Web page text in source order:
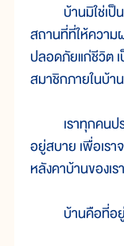
บ้านมิใช่เป็น
สถานที่ที่ให้ความ
ปลอดภัยแก่ชีวิต
สมาชิกภายในบ้า
เราทุกคนปรา
อยู่สบาย เพื่อเรา
หลังคาบ้านของเ
บ้านคือที่อยู่อ